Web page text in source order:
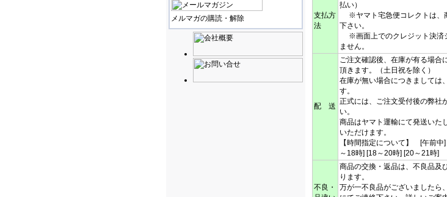
メルマガの購読・解除
支払方
法
払い）
※ヤマト宅急便コレクトは、
下さい。
※画面上でのクレジット決済
ません。
配 送
ご注文確認後、在庫が有る場合
頂きます。（土日祝を除く）
在庫が無い場合につきましては
す。
正式には、ご注文受付後の弊社
い。
商品はヤマト運輸にて発送い
いただけます。
【時間指定について】 [午前
～18時] [18～20時] [20～21時]
不良・
商品の交換・返品は、不良品及
ります。
万が一不良品がございましたら